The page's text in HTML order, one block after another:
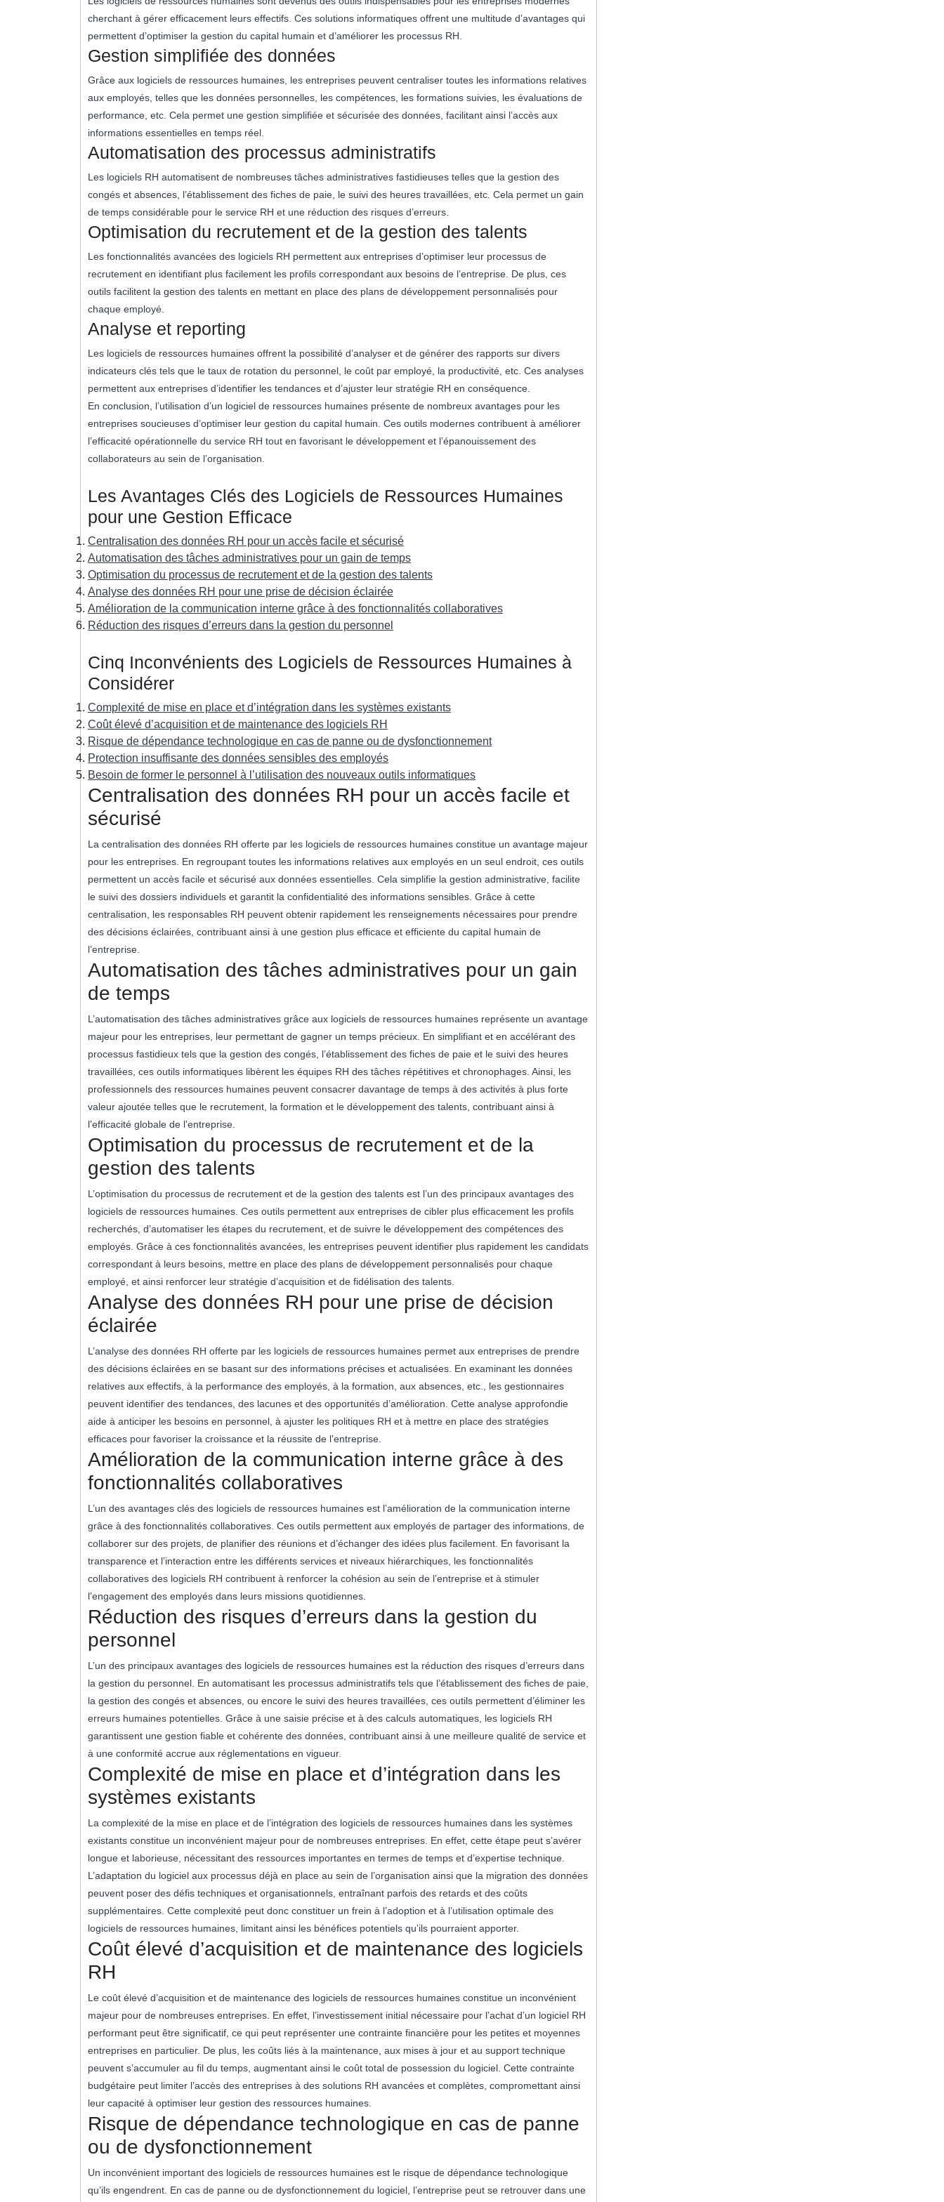
cherchant à gérer efficacement leurs effectifs. Ces solutions informatiques offrent une multitude d’avantages qui
permettent d’optimiser la gestion du capital humain et d’améliorer les processus RH.
Gestion simplifiée des données
Grâce aux logiciels de ressources humaines, les entreprises peuvent centraliser toutes les informations relatives
aux employés, telles que les données personnelles, les compétences, les formations suivies, les évaluations de
performance, etc. Cela permet une gestion simplifiée et sécurisée des données, facilitant ainsi l’accès aux
informations essentielles en temps réel.
Automatisation des processus administratifs
Les logiciels RH automatisent de nombreuses tâches administratives fastidieuses telles que la gestion des
congés et absences, l’établissement des fiches de paie, le suivi des heures travaillées, etc. Cela permet un gain
de temps considérable pour le service RH et une réduction des risques d’erreurs.
Optimisation du recrutement et de la gestion des talents
Les fonctionnalités avancées des logiciels RH permettent aux entreprises d’optimiser leur processus de
recrutement en identifiant plus facilement les profils correspondant aux besoins de l’entreprise. De plus, ces
outils facilitent la gestion des talents en mettant en place des plans de développement personnalisés pour
chaque employé.
Analyse et reporting
Les logiciels de ressources humaines offrent la possibilité d’analyser et de générer des rapports sur divers
indicateurs clés tels que le taux de rotation du personnel, le coût par employé, la productivité, etc. Ces analyses
permettent aux entreprises d’identifier les tendances et d’ajuster leur stratégie RH en conséquence.
En conclusion, l’utilisation d’un logiciel de ressources humaines présente de nombreux avantages pour les
entreprises soucieuses d’optimiser leur gestion du capital humain. Ces outils modernes contribuent à améliorer
l’efficacité opérationnelle du service RH tout en favorisant le développement et l’épanouissement des
collaborateurs au sein de l’organisation.
Les Avantages Clés des Logiciels de Ressources Humaines
pour une Gestion Efficace
Centralisation des données RH pour un accès facile et sécurisé
Automatisation des tâches administratives pour un gain de temps
Optimisation du processus de recrutement et de la gestion des talents
Analyse des données RH pour une prise de décision éclairée
Amélioration de la communication interne grâce à des fonctionnalités collaboratives
Réduction des risques d’erreurs dans la gestion du personnel
Cinq Inconvénients des Logiciels de Ressources Humaines à
Considérer
Complexité de mise en place et d’intégration dans les systèmes existants
Coût élevé d’acquisition et de maintenance des logiciels RH
Risque de dépendance technologique en cas de panne ou de dysfonctionnement
Protection insuffisante des données sensibles des employés
Besoin de former le personnel à l’utilisation des nouveaux outils informatiques
Centralisation des données RH pour un accès facile et
sécurisé
La centralisation des données RH offerte par les logiciels de ressources humaines constitue un avantage majeur
pour les entreprises. En regroupant toutes les informations relatives aux employés en un seul endroit, ces outils
permettent un accès facile et sécurisé aux données essentielles. Cela simplifie la gestion administrative, facilite
le suivi des dossiers individuels et garantit la confidentialité des informations sensibles. Grâce à cette
centralisation, les responsables RH peuvent obtenir rapidement les renseignements nécessaires pour prendre
des décisions éclairées, contribuant ainsi à une gestion plus efficace et efficiente du capital humain de
l’entreprise.
Automatisation des tâches administratives pour un gain
de temps
L’automatisation des tâches administratives grâce aux logiciels de ressources humaines représente un avantage
majeur pour les entreprises, leur permettant de gagner un temps précieux. En simplifiant et en accélérant des
processus fastidieux tels que la gestion des congés, l’établissement des fiches de paie et le suivi des heures
travaillées, ces outils informatiques libèrent les équipes RH des tâches répétitives et chronophages. Ainsi, les
professionnels des ressources humaines peuvent consacrer davantage de temps à des activités à plus forte
valeur ajoutée telles que le recrutement, la formation et le développement des talents, contribuant ainsi à
l’efficacité globale de l’entreprise.
Optimisation du processus de recrutement et de la
gestion des talents
L’optimisation du processus de recrutement et de la gestion des talents est l’un des principaux avantages des
logiciels de ressources humaines. Ces outils permettent aux entreprises de cibler plus efficacement les profils
recherchés, d’automatiser les étapes du recrutement, et de suivre le développement des compétences des
employés. Grâce à ces fonctionnalités avancées, les entreprises peuvent identifier plus rapidement les candidats
correspondant à leurs besoins, mettre en place des plans de développement personnalisés pour chaque
employé, et ainsi renforcer leur stratégie d’acquisition et de fidélisation des talents.
Analyse des données RH pour une prise de décision
éclairée
L’analyse des données RH offerte par les logiciels de ressources humaines permet aux entreprises de prendre
des décisions éclairées en se basant sur des informations précises et actualisées. En examinant les données
relatives aux effectifs, à la performance des employés, à la formation, aux absences, etc., les gestionnaires
peuvent identifier des tendances, des lacunes et des opportunités d’amélioration. Cette analyse approfondie
aide à anticiper les besoins en personnel, à ajuster les politiques RH et à mettre en place des stratégies
efficaces pour favoriser la croissance et la réussite de l’entreprise.
Amélioration de la communication interne grâce à des
fonctionnalités collaboratives
L’un des avantages clés des logiciels de ressources humaines est l’amélioration de la communication interne
grâce à des fonctionnalités collaboratives. Ces outils permettent aux employés de partager des informations, de
collaborer sur des projets, de planifier des réunions et d’échanger des idées plus facilement. En favorisant la
transparence et l’interaction entre les différents services et niveaux hiérarchiques, les fonctionnalités
collaboratives des logiciels RH contribuent à renforcer la cohésion au sein de l’entreprise et à stimuler
l’engagement des employés dans leurs missions quotidiennes.
Réduction des risques d’erreurs dans la gestion du
personnel
L’un des principaux avantages des logiciels de ressources humaines est la réduction des risques d’erreurs dans
la gestion du personnel. En automatisant les processus administratifs tels que l’établissement des fiches de paie,
la gestion des congés et absences, ou encore le suivi des heures travaillées, ces outils permettent d’éliminer les
erreurs humaines potentielles. Grâce à une saisie précise et à des calculs automatiques, les logiciels RH
garantissent une gestion fiable et cohérente des données, contribuant ainsi à une meilleure qualité de service et
à une conformité accrue aux réglementations en vigueur.
Complexité de mise en place et d’intégration dans les
systèmes existants
La complexité de la mise en place et de l’intégration des logiciels de ressources humaines dans les systèmes
existants constitue un inconvénient majeur pour de nombreuses entreprises. En effet, cette étape peut s’avérer
longue et laborieuse, nécessitant des ressources importantes en termes de temps et d’expertise technique.
L’adaptation du logiciel aux processus déjà en place au sein de l’organisation ainsi que la migration des données
peuvent poser des défis techniques et organisationnels, entraînant parfois des retards et des coûts
supplémentaires. Cette complexité peut donc constituer un frein à l’adoption et à l’utilisation optimale des
logiciels de ressources humaines, limitant ainsi les bénéfices potentiels qu’ils pourraient apporter.
Coût élevé d’acquisition et de maintenance des logiciels
RH
Le coût élevé d’acquisition et de maintenance des logiciels de ressources humaines constitue un inconvénient
majeur pour de nombreuses entreprises. En effet, l’investissement initial nécessaire pour l’achat d’un logiciel RH
performant peut être significatif, ce qui peut représenter une contrainte financière pour les petites et moyennes
entreprises en particulier. De plus, les coûts liés à la maintenance, aux mises à jour et au support technique
peuvent s’accumuler au fil du temps, augmentant ainsi le coût total de possession du logiciel. Cette contrainte
budgétaire peut limiter l’accès des entreprises à des solutions RH avancées et complètes, compromettant ainsi
leur capacité à optimiser leur gestion des ressources humaines.
Risque de dépendance technologique en cas de panne
ou de dysfonctionnement
Un inconvénient important des logiciels de ressources humaines est le risque de dépendance technologique
qu’ils engendrent. En cas de panne ou de dysfonctionnement du logiciel, l’entreprise peut se retrouver dans une